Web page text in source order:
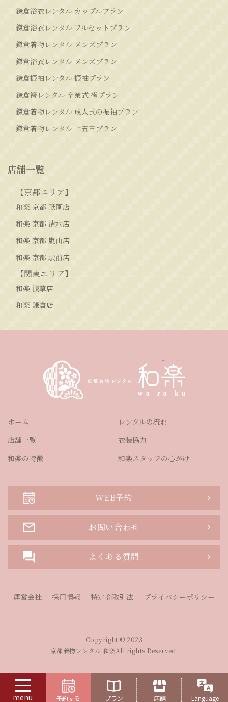
menu 予約する プラン 店舗 Language
鎌倉浴衣レンタル カップルプラン
鎌倉浴衣レンタル フルセットプラン
鎌倉着物レンタル メンズプラン
鎌倉浴衣レンタル メンズプラン
鎌倉振袖レンタル 振袖プラン
鎌倉袴レンタル 卒業式 袴プラン
鎌倉着物レンタル 成人式の振袖プラン
鎌倉着物レンタル 七五三プラン
店舗一覧
【京都エリア】
和楽 京都 祇園店
和楽 京都 清水店
和楽 京都 嵐山店
和楽 京都 駅前店
【関東エリア】
和楽 浅草店
和楽 鎌倉店
ホーム
店舗一覧
和楽の特徴
レンタルの流れ
衣装協力
和楽スタッフの心がけ
WEB予約
お問い合わせ
よくある質問
運営会社 採用情報 特定商取引法 プライバシーポリシー
Copyright © 2023
京都着物レンタル 和楽All rights Reserved.